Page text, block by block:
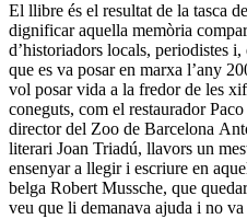
El llibre és el resultat de la tasca
dignificar aquella memòria
d’historiadors locals, periodistes
que es va posar en marxa l’any
vol posar vida a la fredor de les
coneguts, com el restaurador
director del Zoo de Barcelona
literari Joan Triadú, llavors un
ensenyar a llegir i escriure en
belga Robert Mussche, que
veu que li demanava ajuda i no va